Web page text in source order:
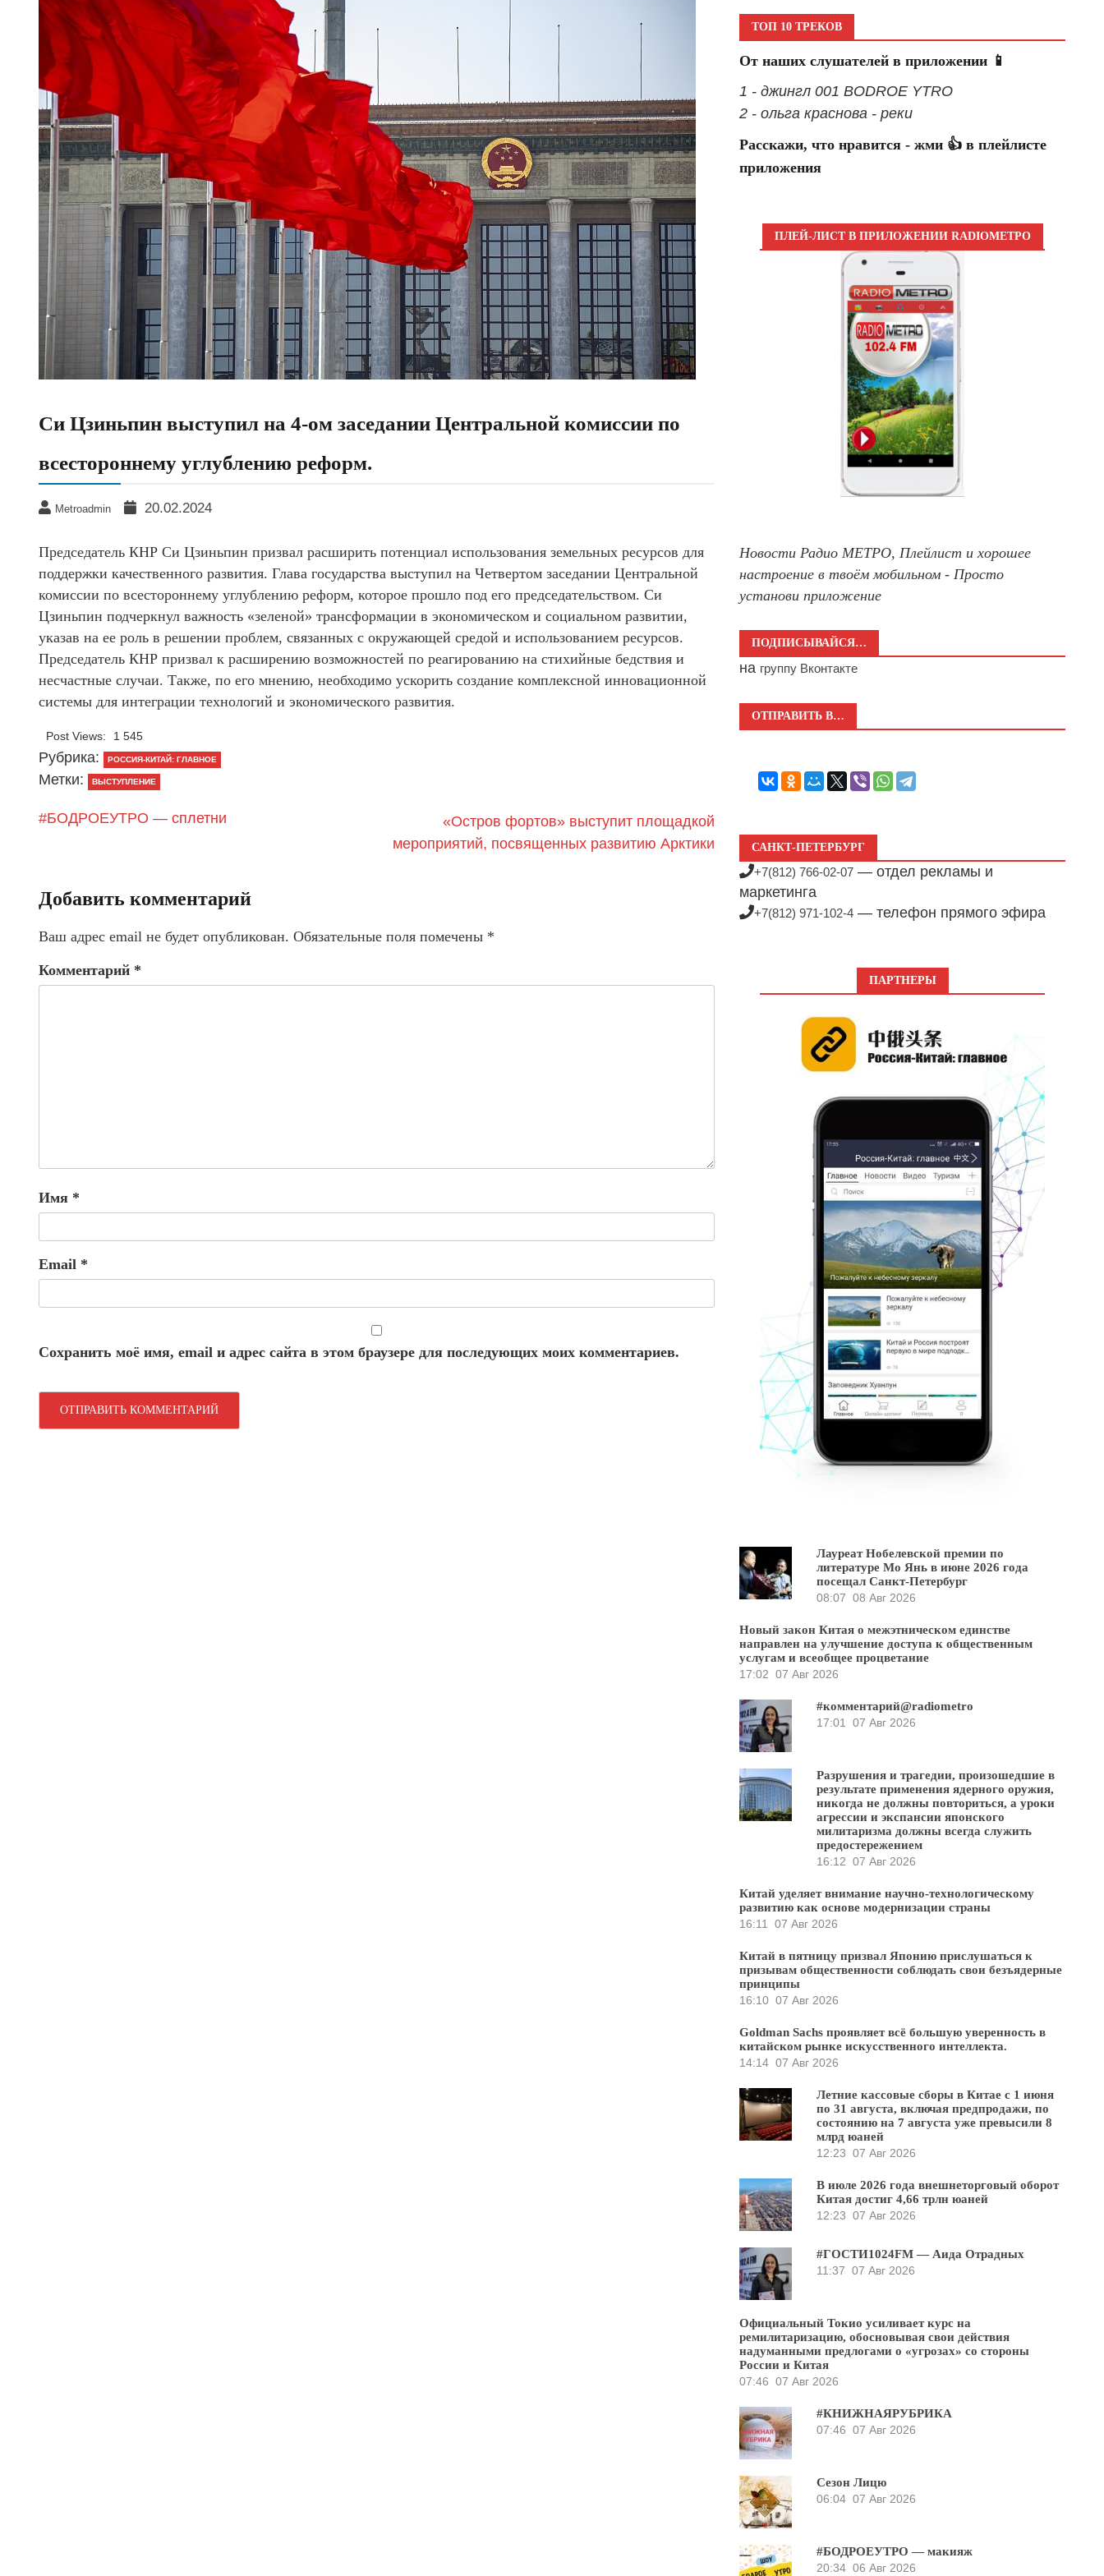
Си Цзиньпин выступил на 4-ом заседании Центральной комиссии по
всестороннему углублению реформ.
Metroadmin 20.02.2024
Председатель КНР Си Цзиньпин призвал расширить потенциал использования земельных ресурсов для
поддержки качественного развития. Глава государства выступил на Четвертом заседании Центральной
комиссии по всестороннему углублению реформ, которое прошло под его председательством. Си
Цзиньпин подчеркнул важность «зеленой» трансформации в экономическом и социальном развитии,
указав на ее роль в решении проблем, связанных с окружающей средой и использованием ресурсов.
Председатель КНР призвал к расширению возможностей по реагированию на стихийные бедствия и
несчастные случаи. Также, по его мнению, необходимо ускорить создание комплексной инновационной
системы для интеграции технологий и экономического развития.
Post Views: 1 545
Рубрика: РОССИЯ-КИТАЙ: ГЛАВНОЕ
Метки: ВЫСТУПЛЕНИЕ
#БОДРОЕУТРО — сплетни
«Остров фортов» выступит площадкой
мероприятий, посвященных развитию Арктики
Добавить комментарий
Ваш адрес email не будет опубликован. Обязательные поля помечены *
Комментарий *
Имя *
Email *
Сохранить моё имя, email и адрес сайта в этом браузере для последующих моих комментариев.
ТОП 10 ТРЕКОВ
От наших слушателей в приложении 📱
1 - джингл 001 BODROE YTRO
2 - ольга краснова - реки
Расскажи, что нравится - жми 👍 в плейлисте
приложения
ПЛЕЙ-ЛИСТ В ПРИЛОЖЕНИИ RADIOМЕТРО
Новости Радио МЕТРО, Плейлист и хорошее
настроение в твоём мобильном - Просто
установи приложение
ПОДПИСЫВАЙСЯ…
на группу Вконтакте
ОТПРАВИТЬ В…
САНКТ-ПЕТЕРБУРГ
+7(812) 766-02-07 — отдел рекламы и
маркетинга
+7(812) 971-102-4 — телефон прямого эфира
ПАРТНЕРЫ
Лауреат Нобелевской премии по
литературе Мо Янь в июне 2026 года
посещал Санкт-Петербург
08:07 08 Авг 2026
Новый закон Китая о межэтническом единстве
направлен на улучшение доступа к общественным
услугам и всеобщее процветание
17:02 07 Авг 2026
#комментарий@radiometro
17:01
07 Авг 2026
Разрушения и трагедии, произошедшие в
результате применения ядерного оружия,
никогда не должны повториться, а уроки
агрессии и экспансии японского
милитаризма должны всегда служить
предостережением
16:12 07 Авг 2026
Китай уделяет внимание научно-технологическому
развитию как основе модернизации страны
16:11
07 Авг 2026
Китай в пятницу призвал Японию прислушаться к
призывам общественности соблюдать свои безъядерные
принципы
16:10 07 Авг 2026
Goldman Sachs проявляет всё большую уверенность в
китайском рынке искусственного интеллекта.
14:14 07 Авг 2026
Летние кассовые сборы в Китае с 1 июня
по 31 августа, включая предпродажи, по
состоянию на 7 августа уже превысили 8
млрд юаней
12:23 07 Авг 2026
В июле 2026 года внешнеторговый оборот
Китая достиг 4,66 трлн юаней
12:23 07 Авг 2026
#ГОСТИ1024FM — Аида Отрадных
11:37 07 Авг 2026
Официальный Токио усиливает курс на
ремилитаризацию, обосновывая свои действия
надуманными предлогами о «угрозах» со стороны
России и Китая
07:46 07 Авг 2026
#КНИЖНАЯРУБРИКА
07:46 07 Авг 2026
Сезон Лицю
06:04 07 Авг 2026
#БОДРОЕУТРО — макияж
20:34 06 Авг 2026